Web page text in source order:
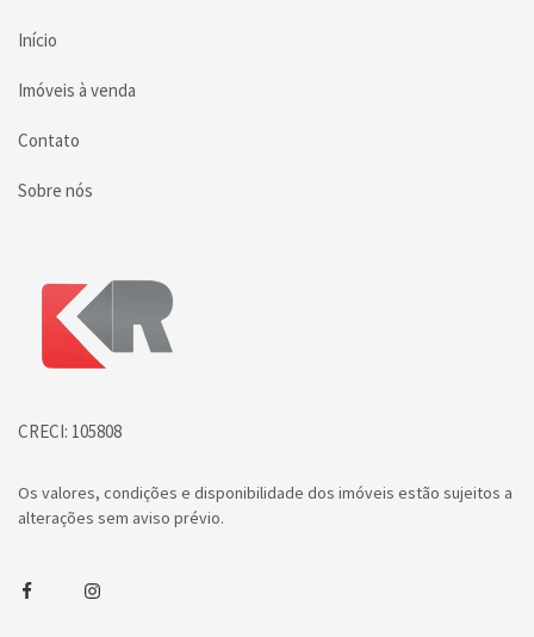
Início
Imóveis à venda
Contato
Sobre nós
Página inicial
CRECI: 105808
Os valores, condições e disponibilidade dos imóveis estão sujeitos a
alterações sem aviso prévio.
FacebookInstagram